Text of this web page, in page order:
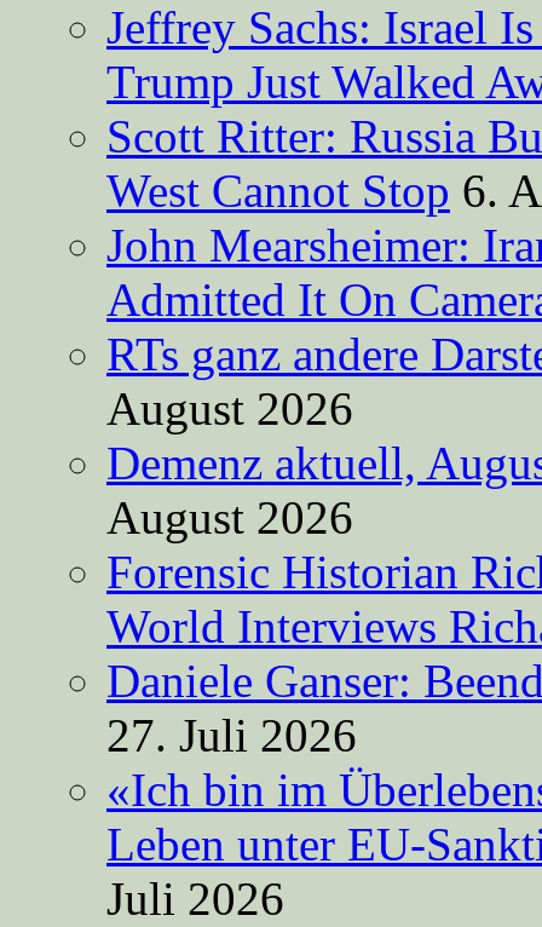
Jeffrey Sachs: Israel
Trump Just Walked
Scott Ritter: Russia
West Cannot Stop 6.
John Mearsheimer:
Admitted It On
RTs ganz andere
August 2026
Demenz aktuell,
August 2026
Forensic Historian
World Interviews
Daniele Ganser:
27. Juli 2026
«Ich bin im
Leben unter EU-
Juli 2026